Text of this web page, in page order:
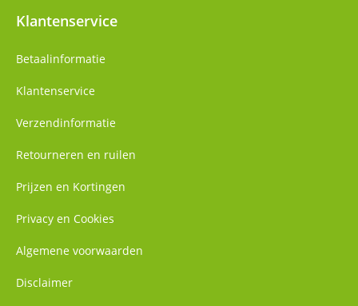
Klantenservice
Betaalinformatie
Klantenservice
Verzendinformatie
Retourneren en ruilen
Prijzen en Kortingen
Privacy en Cookies
Algemene voorwaarden
Disclaimer